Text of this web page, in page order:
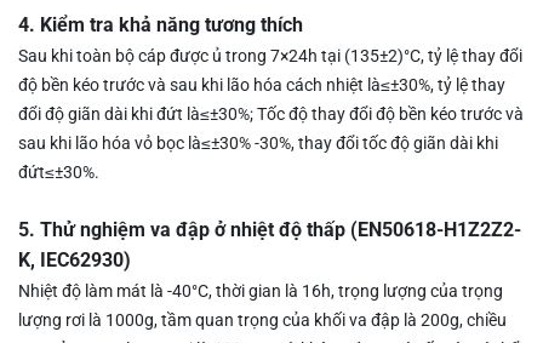
4. Kiểm tra khả năng tương thích
Sau khi toàn bộ cáp được ủ trong 7×24h tại (135±2)°C, tỷ lệ thay đổi
độ bền kéo trước và sau khi lão hóa cách nhiệt là≤±30%, tỷ lệ thay
đổi độ giãn dài khi đứt là≤±30%; Tốc độ thay đổi độ bền kéo trước và
sau khi lão hóa vỏ bọc là≤±30% -30%, thay đổi tốc độ giãn dài khi
đứt≤±30%.
5. Thử nghiệm va đập ở nhiệt độ thấp (EN50618-H1Z2Z2-
K, IEC62930)
Nhiệt độ làm mát là -40°C, thời gian là 16h, trọng lượng của trọng
lượng rơi là 1000g, tầm quan trọng của khối va đập là 200g, chiều